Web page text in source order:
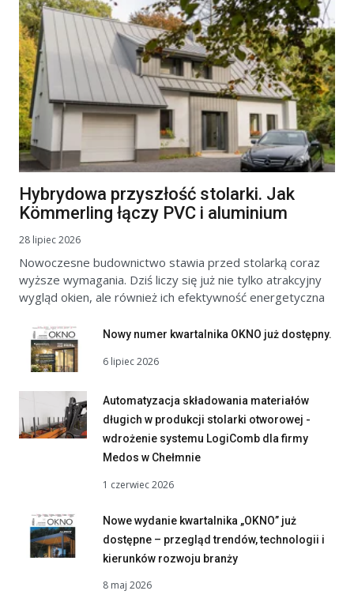
Hybrydowa przyszłość stolarki. Jak
Kömmerling łączy PVC i aluminium
28 lipiec 2026
Nowoczesne budownictwo stawia przed stolarką coraz
wyższe wymagania. Dziś liczy się już nie tylko atrakcyjny
wygląd okien, ale również ich efektywność energetyczna
Nowy numer kwartalnika OKNO już dostępny.
6 lipiec 2026
Automatyzacja składowania materiałów
długich w produkcji stolarki otworowej -
wdrożenie systemu LogiComb dla firmy
Medos w Chełmnie
1 czerwiec 2026
Nowe wydanie kwartalnika „OKNO” już
dostępne – przegląd trendów, technologii i
kierunków rozwoju branży
8 maj 2026